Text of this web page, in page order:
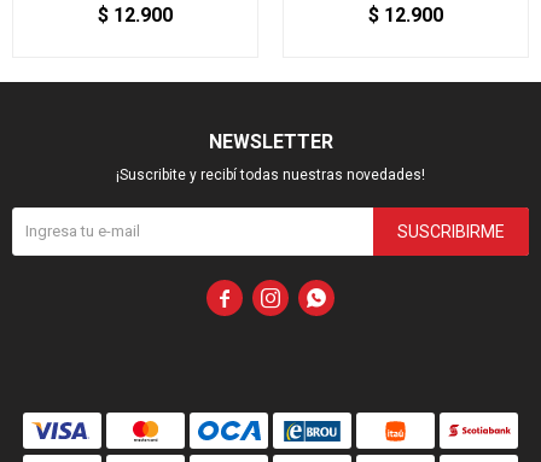
$ 12.900 $ 12.900
NEWSLETTER
¡Suscribite y recibí todas nuestras novedades!
SUSCRIBIRME
  